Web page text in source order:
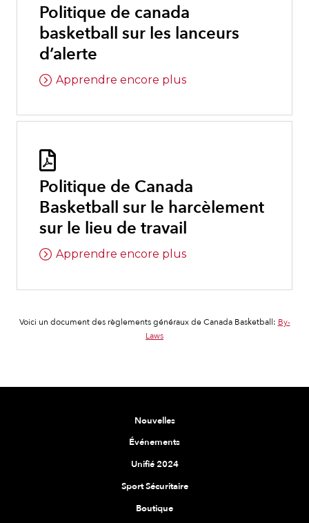
Politique de canada
basketball sur les lanceurs
d’alerte
Apprendre encore plus

Politique de Canada
Basketball sur le harcèlement
sur le lieu de travail
Apprendre encore plus
Voici un document des règlements généraux de Canada Basketball: By-
Laws
Nouvelles
Événements
Unifié 2024
Sport Sécuritaire
Boutique